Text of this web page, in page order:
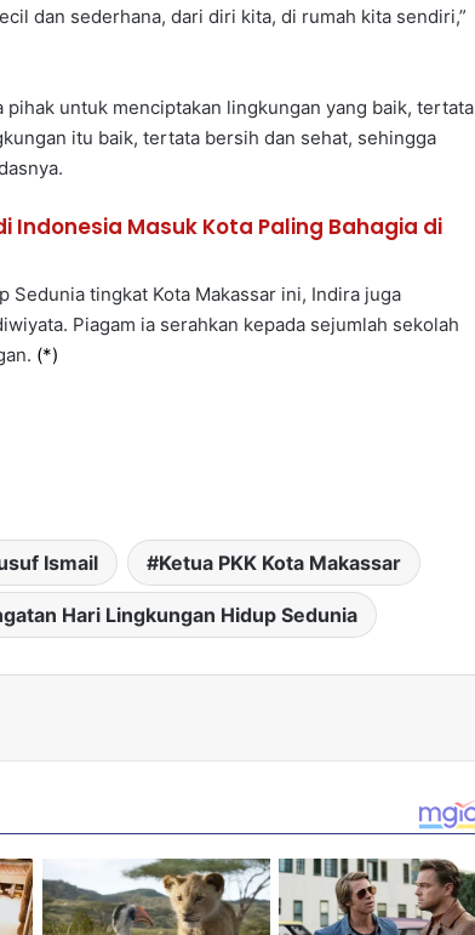
dan sederhana, dari diri kita, di rumah kita sendiri,”
untuk menciptakan lingkungan yang baik, tertata
itu baik, tertata bersih dan sehat, sehingga
Masuk Kota Paling Bahagia di
Sedunia tingkat Kota Makassar ini, Indira juga
Piagam ia serahkan kepada sejumlah sekolah
(*)
Ismail Ketua PKK Kota Makassar
Hari Lingkungan Hidup Sedunia